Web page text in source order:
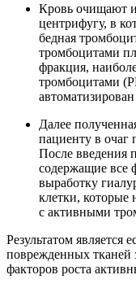
Кровь очищают
центрифугу, в
бедная
тромбоцитами
фракция,
тромбоцитами
Далее
пациенту в очаг
После введения
содержащие все
выработку
клетки, которые
с активными
Результатом является
поврежденных тканей
факторов роста